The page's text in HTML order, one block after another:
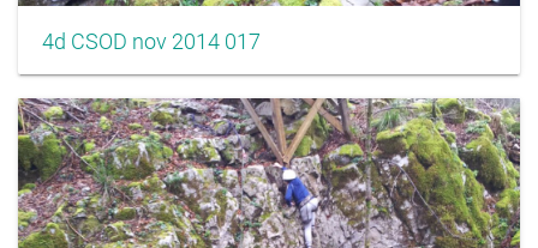
4d CSOD nov 2014 017